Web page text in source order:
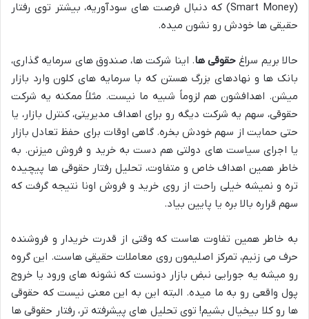
(Smart Money) که دنبال فرصت های سودآوریه، بیشتر توی رفتار
حقیقی ها خودش رو نشون میده.
حالا بریم سراغ حقوقی ها. اینا شرکت ها، صندوق های سرمایه گذاری،
بانک ها و نهادهای بزرگ هستن که با سرمایه های کلون وارد بازار
میشن. اهدافشون هم لزوماً شبیه ما نیست. مثلاً ممکنه یه شرکت
حقوقی، سهم یه شرکت دیگه رو برای اهداف مدیریتی، کنترل بازار، یا
حتی حمایت از سهم خودش بخره. گاهی اوقات برای حفظ تعادل بازار
یا اجرای سیاست های دولتی هم دست به خرید و فروش میزنن. به
خاطر همین اهداف خاص و متفاوت، تحلیل رفتار حقوقی ها پیچیده
تره و نمیشه خیلی راحت از روی خرید و فروش اونا نتیجه گرفت که
سهم قراره بالا بره یا پایین بیاد.
به خاطر همین تفاوت هاست که وقتی از قدرت خریدار و فروشنده
حرف می زنیم، تمرکز اصلیمون روی معاملات حقیقی هاست. این گروه
رو میشه یه جورایی نبض بازار دونست که نشونه های ورود یا خروج
پول واقعی رو به ما میده. البته این به این معنی نیست که حقوقی
ها رو کلا بیخیال بشیم! توی تحلیل های پیشرفته تر، رفتار حقوقی ها